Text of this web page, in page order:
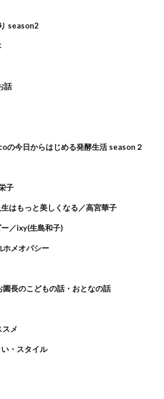
season2
話
の今日からはじめる発酵生活 season２
子
はもっと美しくなる／高宮華子
／ixy(生島和子)
ホメオパシー
園長のこどもの話・おとなの話
メ
・スタイル